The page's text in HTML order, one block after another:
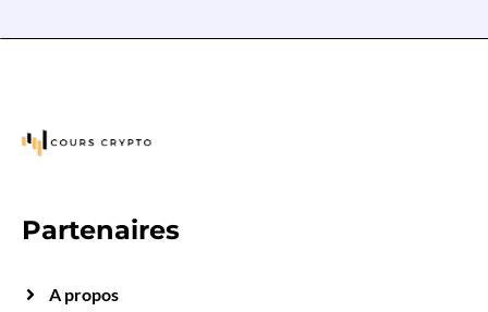
Partenaires
A propos